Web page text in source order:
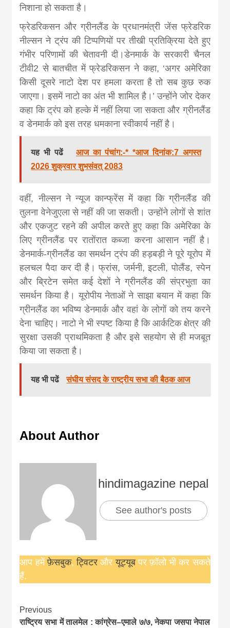
निशाना हो सकता है।
फ्रेडरिकसन और ग्रीनलैंड के प्रधानमंत्री जेंस फ्रेडरिक
नील्सन ने ट्रंप की टिप्पणियों पर तीखी प्रतिक्रिया देते हुए
गंभीर परिणामों की चेतावनी दी।डेनमार्क के सरकारी चैनल
टीवी2 से बातचीत में फ्रेडरिकसन ने कहा, ‘अगर अमेरिका
किसी दूसरे नाटो देश पर हमला करता है तो सब कुछ रुक
जाएगा। इसमें नाटो का अंत भी शामिल है।’ उन्होंने जोर देकर
कहा कि ट्रंप को हल्के में नहीं लिया जा सकता और ग्रीनलैंड
व डेनमार्क को इस तरह धमकाना स्वीकार्य नहीं है।
यह भी पढें
आज का पंचांग:-* *आज दिनांक:7 अगस्त
2026 शुक्रवार शुभसंवत् 2083
वहीं, नील्सन ने न्यूज कान्फ्रेंस में कहा कि ग्रीनलैंड की
तुलना वेनेजुएला से नहीं की जा सकती। उन्होंने लोगों से शांत
और एकजुट रहने की अपील करते हुए कहा कि अमेरिका के
लिए ग्रीनलैंड पर रातोंरात कब्जा करना आसान नहीं है।
डेनमार्क-ग्रीनलैंड का समर्थन ट्रंप की हड़बड़ी ने पूरे यूरोप में
हलचल पैदा कर दी है। फ्रांस, जर्मनी, इटली, पोलैंड, स्पेन
और ब्रिटेन समेत कई देशों ने ग्रीनलैंड की संप्रभुता का
समर्थन किया है। यूरोपीय नेताओं ने साझा बयान में कहा कि
ग्रीनलैंड का भविष्य डेनमार्क और वहां के लोगों को तय करने
देना चाहिए। नाटो ने भी स्पष्ट किया है कि आर्कटिक क्षेत्र की
सुरक्षा उसकी प्राथमिकता है और इसे सहयोग से ही मजबूत
किया जा सकता है।
यह भी पढें संघीय संसद के राष्ट्रीय सभा की बैठक आज
About Author
hindimagazine nepal
See author's posts
आप हमेंफ़ेसबुक,ट्विटरऔरयूट्यूबपर फ़ॉलो भी कर सकते
हैं.
Continue
Previous
राष्ट्रिय सभा में तालमेल : कांग्रेस–एमाले ७/७, नेकपा जसपा नेपाल